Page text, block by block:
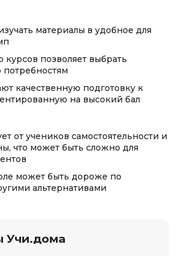
материалы в удобное для
позволяет выбрать
качественную подготовку к
на высокий бал
от учеников самостоятельности и
что может быть сложно для
может быть дороже по
альтернативами
Учи.дома